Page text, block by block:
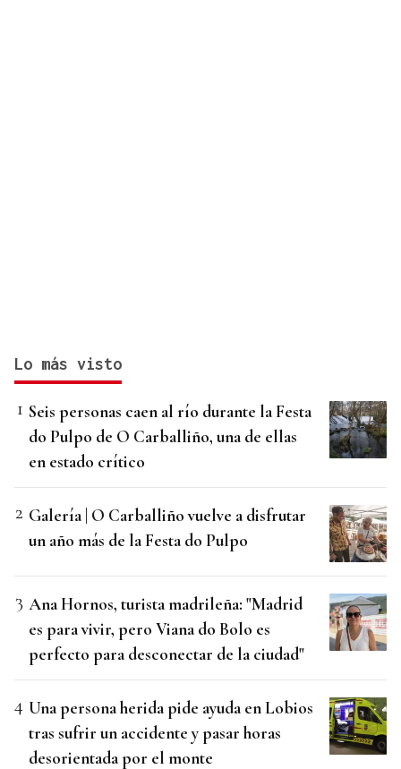
Lo más visto
Seis personas caen al río durante la Festa
do Pulpo de O Carballiño, una de ellas
en estado crítico
Galería | O Carballiño vuelve a disfrutar
un año más de la Festa do Pulpo
Ana Hornos, turista madrileña: "Madrid
es para vivir, pero Viana do Bolo es
perfecto para desconectar de la ciudad"
Una persona herida pide ayuda en Lobios
tras sufrir un accidente y pasar horas
desorientada por el monte